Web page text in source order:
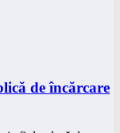
de încărcare